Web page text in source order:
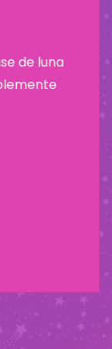
de luna